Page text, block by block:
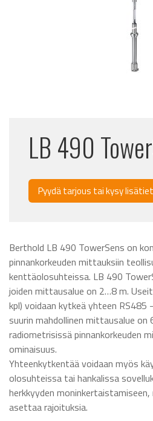
LB 490
Pyydä tarjous tai kysy
Berthold LB 490 TowerSens on
pinnankorkeuden mittauksiin
kenttäolosuhteissa. LB 490
joiden mittausalue on 2…8 m.
kpl) voidaan kytkeä yhteen RS485
suurin mahdollinen mittausalue on
radiometrisissä pinnankorkeuden
ominaisuus.
Yhteenkytkentää voidaan myös
olosuhteissa tai hankalissa
herkkyyden
asettaa rajoituksia.